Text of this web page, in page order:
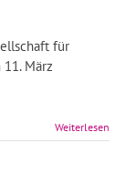
für
März
Weiterlesen